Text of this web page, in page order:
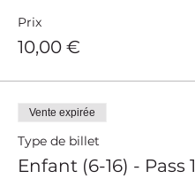
Prix
10,00 €
Vente expirée
Type de billet
Enfant (6-16) - Pass 1